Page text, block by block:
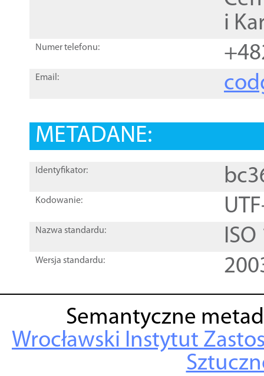
i
Numer telefonu:
Email:
METADANE:
Identyfikator:
Kodowanie:
Nazwa standardu:
Wersja standardu:
Semantyczne
Wrocławski Instytut